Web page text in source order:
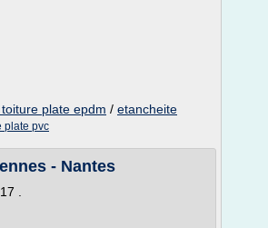
plate epdm / etancheite
plate pvc
- Nantes
.